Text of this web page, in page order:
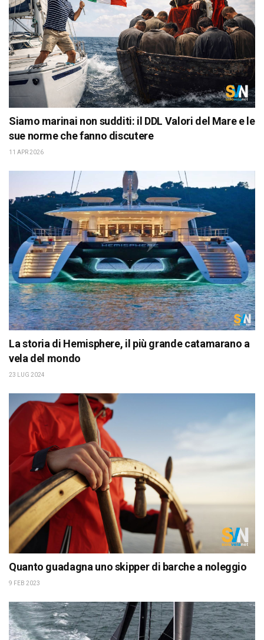
Siamo marinai non sudditi: il DDL Valori del Mare e le
sue norme che fanno discutere
11 APR 2026
La storia di Hemisphere, il più grande catamarano a
vela del mondo
23 LUG 2024
Quanto guadagna uno skipper di barche a noleggio
9 FEB 2023